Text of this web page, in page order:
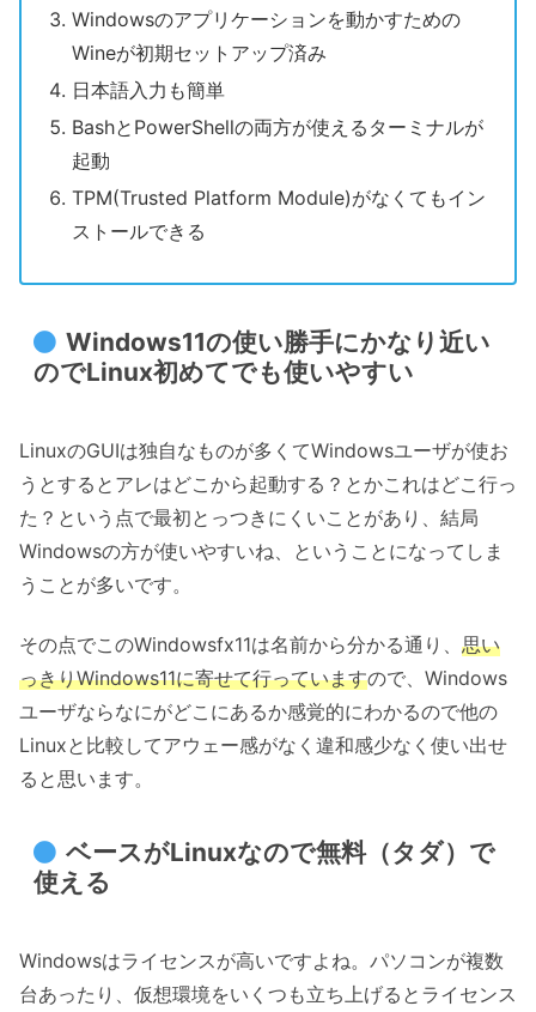
Windowsのアプリケーションを動かすための
Wineが初期セットアップ済み
日本語入力も簡単
BashとPowerShellの両方が使えるターミナルが
起動
TPM(Trusted Platform Module)がなくてもイン
ストールできる
Windows11の使い勝手にかなり近い
のでLinux初めてでも使いやすい
LinuxのGUIは独自なものが多くてWindowsユーザが使お
うとするとアレはどこから起動する？とかこれはどこ行っ
た？という点で最初とっつきにくいことがあり、結局
Windowsの方が使いやすいね、ということになってしま
うことが多いです。
その点でこのWindowsfx11は名前から分かる通り、 思い
っきりWindows11に寄せて行っていますので、Windows
ユーザならなにがどこにあるか感覚的にわかるので他の
Linuxと比較してアウェー感がなく違和感少なく使い出せ
ると思います。
ベースがLinuxなので無料（タダ）で
使える
Windowsはライセンスが高いですよね。パソコンが複数
台あったり、仮想環境をいくつも立ち上げるとライセンス